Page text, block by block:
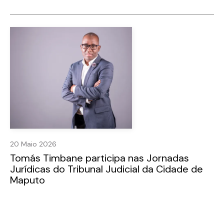
20 Maio 2026
Tomás Timbane participa nas Jornadas
Jurídicas do Tribunal Judicial da Cidade de
Maputo